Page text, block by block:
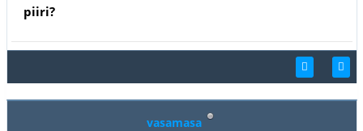
piiri?
vasamasa